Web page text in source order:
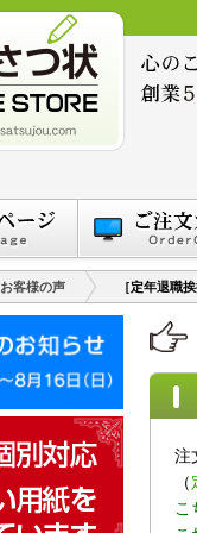
お客様の声 ［定年退職
注
（
こ